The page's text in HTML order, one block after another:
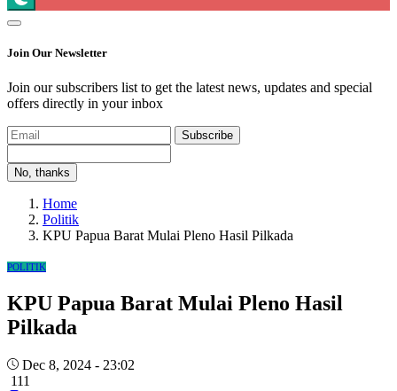
Join Our Newsletter
Join our subscribers list to get the latest news, updates and special
offers directly in your inbox
Subscribe
No, thanks
Home
Politik
KPU Papua Barat Mulai Pleno Hasil Pilkada
POLITIK
KPU Papua Barat Mulai Pleno Hasil
Pilkada
Dec 8, 2024 - 23:02
111